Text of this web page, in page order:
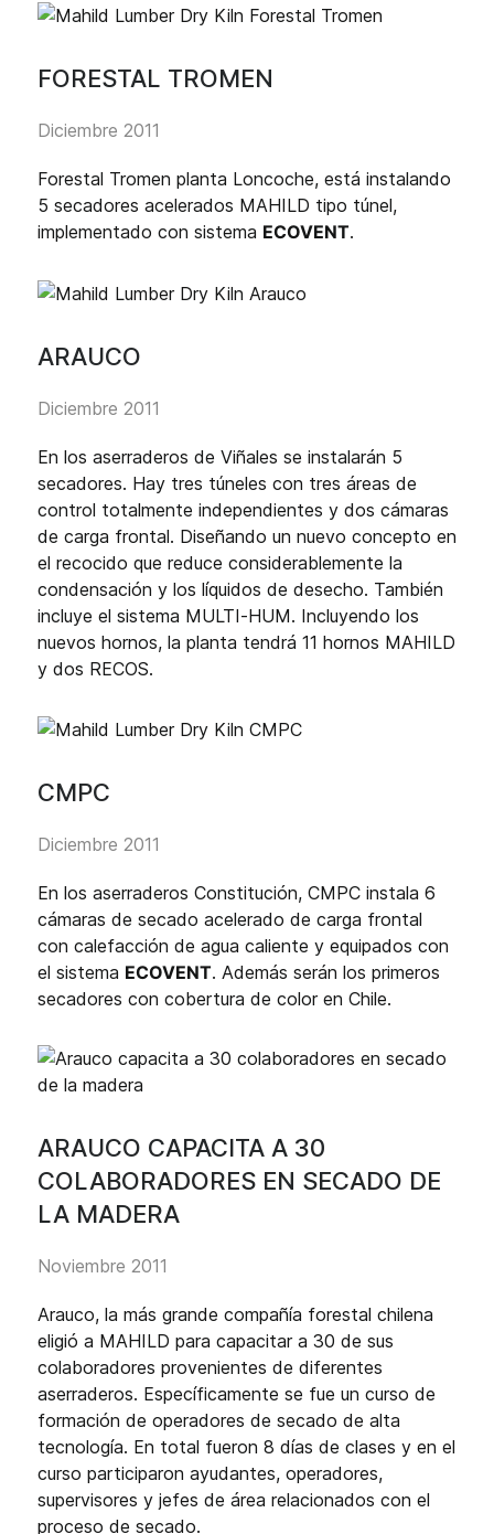
FORESTAL TROMEN
Diciembre 2011
Forestal Tromen planta Loncoche, está instalando
5 secadores acelerados MAHILD tipo túnel,
implementado con sistema ECOVENT.
ARAUCO
Diciembre 2011
En los aserraderos de Viñales se instalarán 5
secadores. Hay tres túneles con tres áreas de
control totalmente independientes y dos cámaras
de carga frontal. Diseñando un nuevo concepto en
el recocido que reduce considerablemente la
condensación y los líquidos de desecho. También
incluye el sistema MULTI-HUM. Incluyendo los
nuevos hornos, la planta tendrá 11 hornos MAHILD
y dos RECOS.
CMPC
Diciembre 2011
En los aserraderos Constitución, CMPC instala 6
cámaras de secado acelerado de carga frontal
con calefacción de agua caliente y equipados con
el sistema ECOVENT. Además serán los primeros
secadores con cobertura de color en Chile.
ARAUCO CAPACITA A 30
COLABORADORES EN SECADO DE
LA MADERA
Noviembre 2011
Arauco, la más grande compañía forestal chilena
eligió a MAHILD para capacitar a 30 de sus
colaboradores provenientes de diferentes
aserraderos. Específicamente se fue un curso de
formación de operadores de secado de alta
tecnología. En total fueron 8 días de clases y en el
curso participaron ayudantes, operadores,
supervisores y jefes de área relacionados con el
proceso de secado.